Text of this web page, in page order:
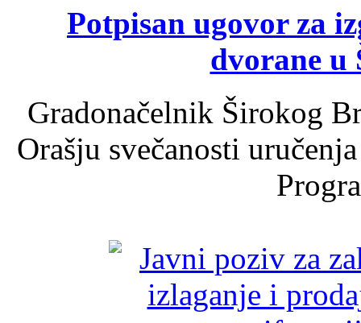
Potpisan ugovor za
dvorane u
Gradonačelnik Širokog
Orašju svečanosti